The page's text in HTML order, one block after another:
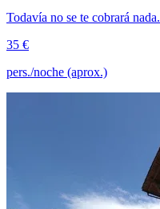
Todavía no se te cobrará nada.
35 €
pers./noche (aprox.)